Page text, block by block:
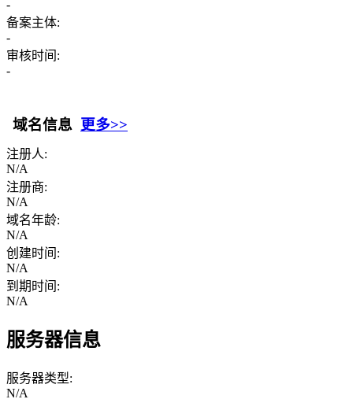
-
备案主体:
-
审核时间:
-
域名信息 更多>>
注册人:
N/A
注册商:
N/A
域名年龄:
N/A
创建时间:
N/A
到期时间:
N/A
服务器信息
服务器类型:
N/A